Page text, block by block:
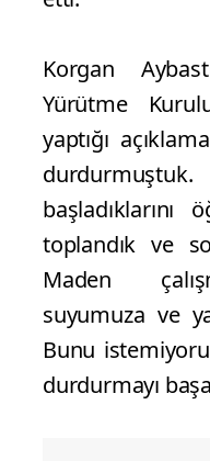
Korgan
Yürütme
yaptığı
toplandık ve
Maden
suyumuza ve
Bunu
durdurmayı